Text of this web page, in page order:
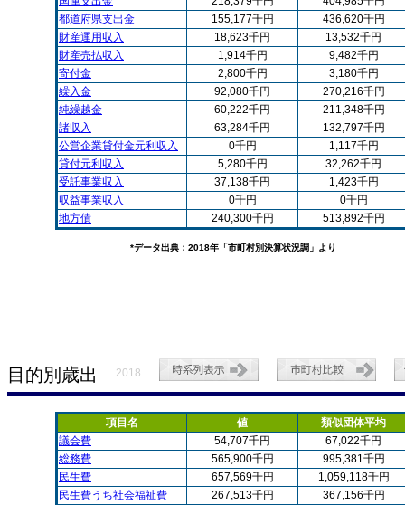
都道府県支出金
155,177千円
436,620千円
財産運用収入
18,623千円
13,532千円
財産売払収入
1,914千円
9,482千円
寄付金
2,800千円
3,180千円
繰入金
92,080千円
270,216千円
純繰越金
60,222千円
211,348千円
諸収入
63,284千円
132,797千円
公営企業貸付金元利収入
0千円
1,117千円
貸付元利収入
5,280千円
32,262千円
受託事業収入
37,138千円
1,423千円
収益事業収入
0千円
0千円
地方債
240,300千円 513,892千円
*データ出典：2018年「市町村別決算状況調」より
目的別歳出 2018
項目名 値
類似団体平均
議会費
54,707千円
67,022千円
総務費
565,900千円
995,381千円
民生費
657,569千円
1,059,118千円
民生費うち社会福祉費
267,513千円
367,156千円